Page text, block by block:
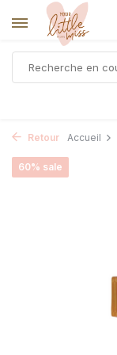
Retour Accueil
60% sale